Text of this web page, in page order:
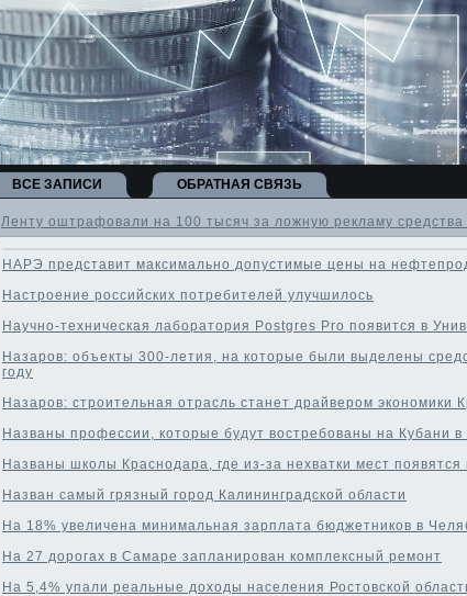
ВСЕ ЗАПИСИ ОБРАТНАЯ СВЯЗЬ
Ленту оштрафовали на 100 тысяч за ложную рекламу средства
НАРЭ представит максимально допустимые цены на
Настроение российских потребителей улучшилось
Научно-техническая лаборатория Postgres Pro появится в
Назаров: объекты 300-летия, на которые были выделены
году
Назаров: строительная отрасль станет драйвером экономики
Названы профессии, которые будут востребованы на Кубани
Названы школы Краснодара, где из-за нехватки мест появятся
Назван самый грязный город Калининградской области
На 18% увеличена минимальная зарплата бюджетников в
На 27 дорогах в Самаре запланирован комплексный ремонт
На 5,4% упали реальные доходы населения Ростовской